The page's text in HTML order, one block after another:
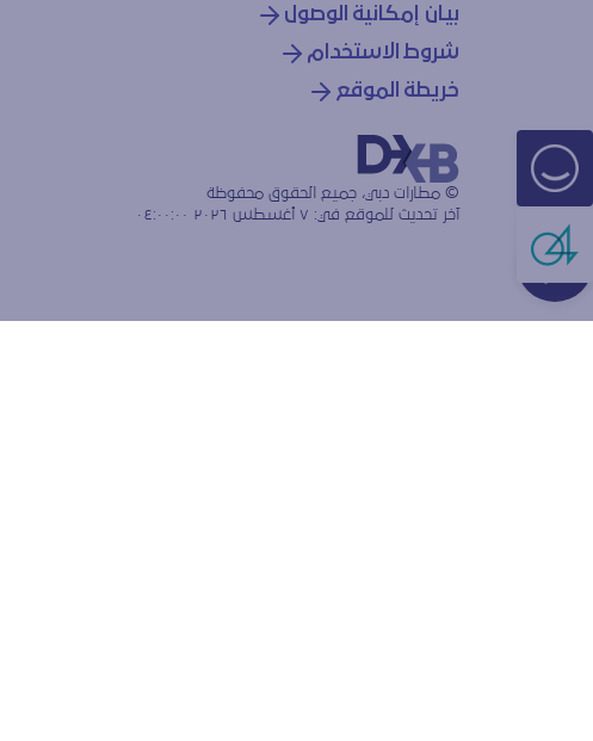
بيان إمكانية الوصول
شروط الاستخدام
خريطة الموقع
© مطارات دبي، جميع الحقوق محفوظة
آخر تحديث للموقع في: ٧ أغسطس ٢٠٢٦ ٠٤:٠٠:٠٠